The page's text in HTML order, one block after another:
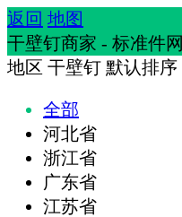
返回 地图
干壁钉商家 - 标准件网
地区 干壁钉 默认排序
全部
河北省
浙江省
广东省
江苏省